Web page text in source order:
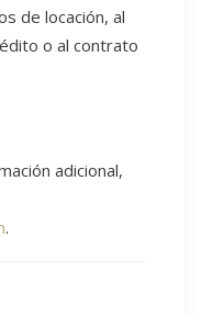
de locación, al
o al contrato
adicional,
.